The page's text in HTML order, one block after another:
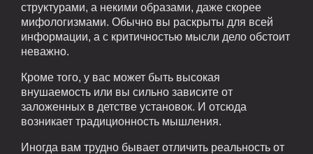
структурами, а некими образами, даже скорее
мифологизмами. Обычно вы раскрыты для всей
информации, а с критичностью мысли дело обстоит
неважно.
Кроме того, у вас может быть высокая
внушаемость или вы сильно зависите от
заложенных в детстве установок. И отсюда
возникает традиционность мышления.
Иногда вам трудно бывает отличить реальность от